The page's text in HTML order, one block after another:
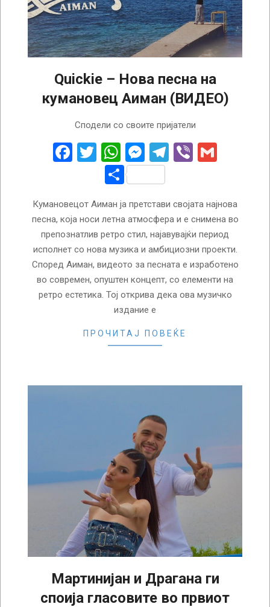
Quickie – Нова песна на
кумановец Аиман (ВИДЕО)
Сподели со своите пријатели
Facebook
Twitter
WhatsApp
Messenger
Telegram
Viber
Share
Кумановецот Аиман ја претстави својата најнова
песна, која носи летна атмосфера и е снимена во
препознатлив ретро стил, најавувајќи период
исполнет со нова музика и амбициозни проекти.
Според Аиман, видеото за песната е изработено
во современ, опуштен концепт, со елементи на
ретро естетика. Тој открива дека ова музичко
издание е
ПРОЧИТАЈ ПОВЕЌЕ
Мартинијан и Драгана ги
споија гласовите во првиот